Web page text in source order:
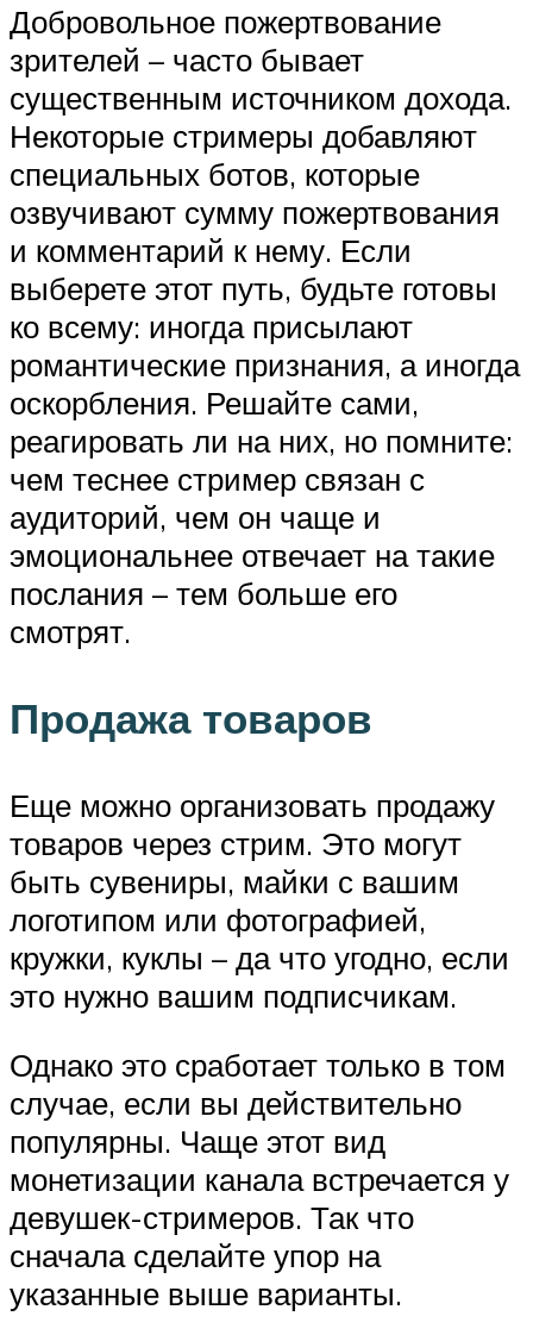
Добровольное пожертвование
зрителей – часто бывает
существенным источником дохода.
Некоторые стримеры добавляют
специальных ботов, которые
озвучивают сумму пожертвования
и комментарий к нему. Если
выберете этот путь, будьте готовы
ко всему: иногда присылают
романтические признания, а иногда
оскорбления. Решайте сами,
реагировать ли на них, но помните:
чем теснее стример связан с
аудиторий, чем он чаще и
эмоциональнее отвечает на такие
послания – тем больше его
смотрят.
Продажа товаров
Еще можно организовать продажу
товаров через стрим. Это могут
быть сувениры, майки с вашим
логотипом или фотографией,
кружки, куклы – да что угодно, если
это нужно вашим подписчикам.
Однако это сработает только в том
случае, если вы действительно
популярны. Чаще этот вид
монетизации канала встречается у
девушек-стримеров. Так что
сначала сделайте упор на
указанные выше варианты.